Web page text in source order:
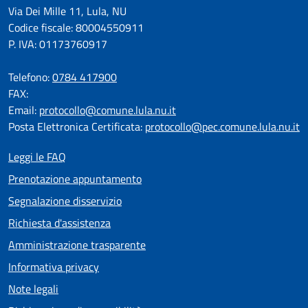
Via Dei Mille 11, Lula, NU
Codice fiscale: 80004550911
P. IVA: 01173760917
Telefono:0784 417900
FAX:
Email: protocollo@comune.lula.nu.it
Posta Elettronica Certificata: protocollo@pec.comune.lula.nu.it
Leggi le FAQ
Prenotazione appuntamento
Segnalazione disservizio
Richiesta d'assistenza
Amministrazione trasparente
Informativa privacy
Note legali